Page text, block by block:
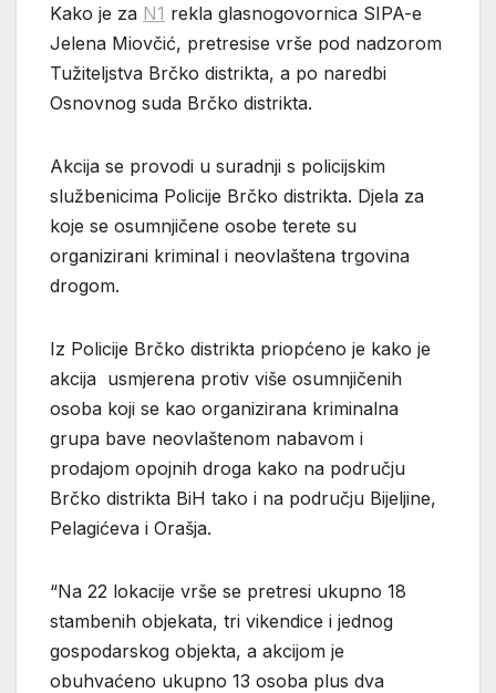
Kako je za N1 rekla glasnogovornica SIPA-e
Jelena Miovčić, pretresise vrše pod nadzorom
Tužiteljstva Brčko distrikta, a po naredbi
Osnovnog suda Brčko distrikta.
Akcija se provodi u suradnji s policijskim
službenicima Policije Brčko distrikta. Djela za
koje se osumnjičene osobe terete su
organizirani kriminal i neovlaštena trgovina
drogom.
Iz Policije Brčko distrikta priopćeno je kako je
akcija usmjerena protiv više osumnjičenih
osoba koji se kao organizirana kriminalna
grupa bave neovlaštenom nabavom i
prodajom opojnih droga kako na području
Brčko distrikta BiH tako i na području Bijeljine,
Pelagićeva i Orašja.
“Na 22 lokacije vrše se pretresi ukupno 18
stambenih objekata, tri vikendice i jednog
gospodarskog objekta, a akcijom je
obuhvaćeno ukupno 13 osoba plus dva